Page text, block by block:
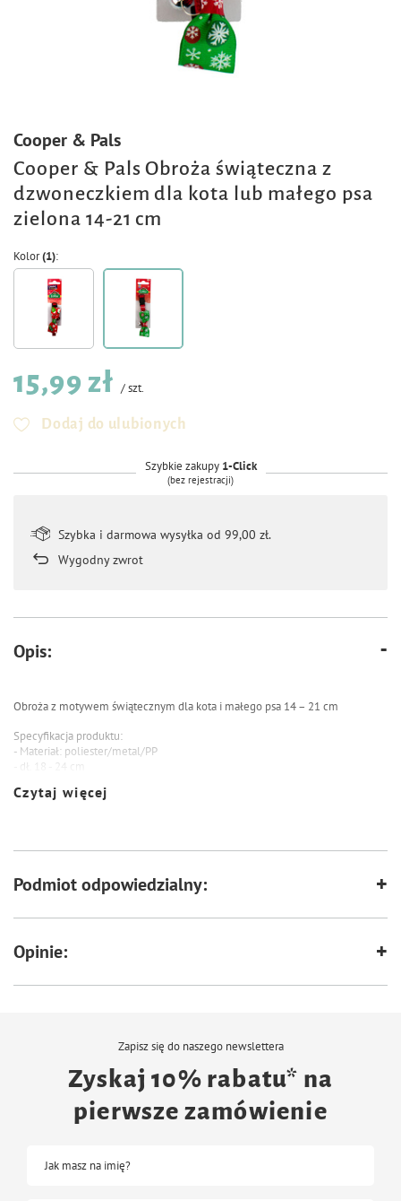
Cooper & Pals
Cooper & Pals Obroża świąteczna z
dzwoneczkiem dla kota lub małego psa
zielona 14-21 cm
Kolor(1)
15,99 zł /szt.
Dodaj do ulubionych
Szybkie zakupy 1-Click
(bez rejestracji)
Szybka i darmowa wysyłka od 99,00 zł.
Wygodny zwrot
Opis:
Obroża z motywem świątecznym dla kota i małego psa 14 – 21 cm
Specyfikacja produktu:
- Materiał: poliester/metal/PP
- dł. 18 - 24 cm
Czytaj więcej
Podmiot odpowiedzialny:
Opinie:
Zapisz się do naszego newslettera
Zyskaj 10% rabatu* na
pierwsze zamówienie
Jak masz na imię?